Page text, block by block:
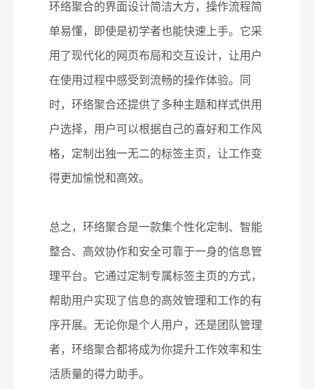
环络聚合的界面设计简洁大方，操作流程简
单易懂，即使是初学者也能快速上手。它采
用了现代化的网页布局和交互设计，让用户
在使用过程中感受到流畅的操作体验。同
时，环络聚合还提供了多种主题和样式供用
户选择，用户可以根据自己的喜好和工作风
格，定制出独一无二的标签主页，让工作变
得更加愉悦和高效。
总之，环络聚合是一款集个性化定制、智能
整合、高效协作和安全可靠于一身的信息管
理平台。它通过定制专属标签主页的方式，
帮助用户实现了信息的高效管理和工作的有
序开展。无论你是个人用户，还是团队管理
者，环络聚合都将成为你提升工作效率和生
活质量的得力助手。